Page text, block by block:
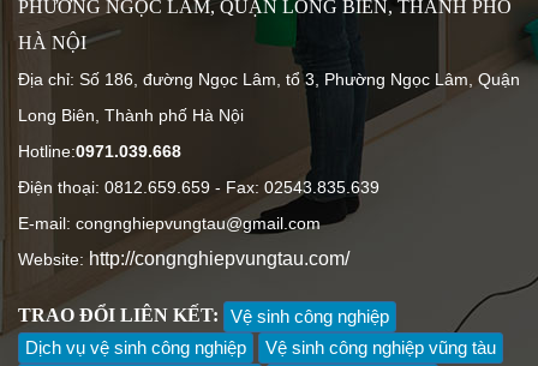
PHƯỜNG NGỌC LÂM, QUẬN LONG BIÊN, THÀNH PHỐ
HÀ NỘI
Địa chỉ: Số 186, đường Ngọc Lâm, tổ 3, Phường Ngọc Lâm, Quận
Long Biên, Thành phố Hà Nội
Hotline:0971.039.668
Điện thoại: 0812.659.659 - Fax: 02543.835.639
E-mail: congnghiepvungtau@gmail.com
Website: http://congnghiepvungtau.com/
TRAO ĐỔI LIÊN KẾT:
Vệ sinh công nghiệp
Dịch vụ vệ sinh công nghiệp
Vệ sinh công nghiệp vũng tàu